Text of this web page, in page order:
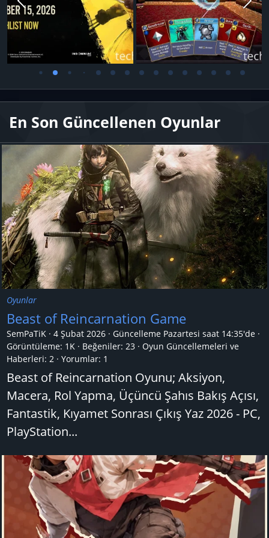
En Son Güncellenen Oyunlar
Oyunlar
Beast of Reincarnation Game
SemPaTiK 4 Şubat 2026 Güncelleme Pazartesi saat 14:35'de
Görüntüleme: 1K
Beğeniler: 23
Oyun Güncellemeleri ve
Haberleri: 2 Yorumlar: 1
Beast of Reincarnation Oyunu; Aksiyon,
Macera, Rol Yapma, Üçüncü Şahıs Bakış Açısı,
Fantastik, Kıyamet Sonrası Çıkış Yaz 2026 - PC,
PlayStation...